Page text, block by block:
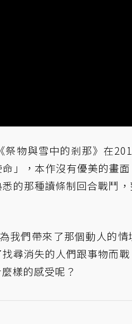
祭物與雪中的剎那》在
」，本作沒有優美的畫
的那種讀條制回合戰鬥
我們帶來了那個動人的
尋消失的人們跟事物而
樣的感受呢？